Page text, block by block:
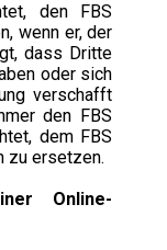
den FBS
wenn er, der
dass Dritte
oder sich
verschafft
den FBS
dem FBS
zu ersetzen.
Online-